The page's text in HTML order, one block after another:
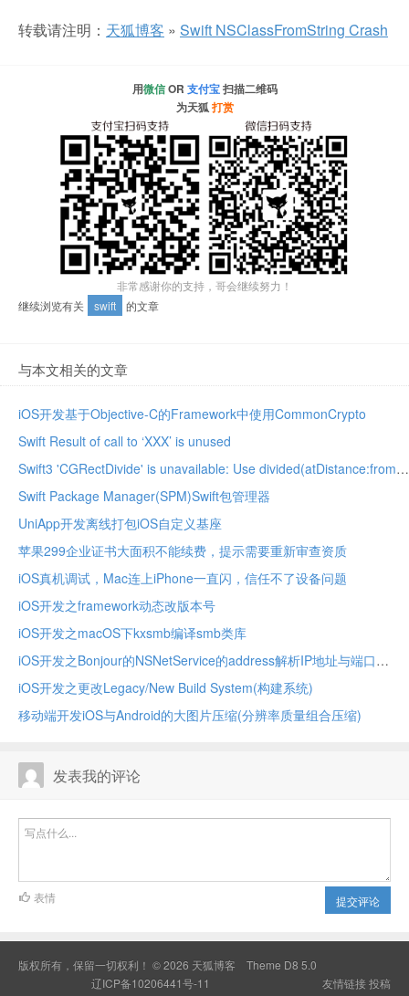
转载请注明： 天狐博客 » Swift NSClassFromString Crash
用微信OR 支付宝扫描二维码
为天狐打赏
非常感谢你的支持，哥会继续努力！
继续浏览有关
swift 的文章
与本文相关的文章
iOS开发基于Objective-C的Framework中使用CommonCrypto
Swift Result of call to ‘XXX’ is unused
Swift3 'CGRectDivide' is unavailable: Use divided(atDistance:from:)
Swift Package Manager(SPM)Swift包管理器
UniApp开发离线打包iOS自定义基座
苹果299企业证书大面积不能续费，提示需要重新审查资质
iOS真机调试，Mac连上iPhone一直闪，信任不了设备问题
iOS开发之framework动态改版本号
iOS开发之macOS下kxsmb编译smb类库
iOS开发之Bonjour的NSNetService的address解析IP地址与端口
iOS开发之更改Legacy/New Build System(构建系统)
移动端开发iOS与Android的大图片压缩(分辨率质量组合压缩)
发表我的评论
提交评论
表情
版权所有，保留一切权利！ © 2026 天狐博客 Theme D8 5.0
辽ICP备10206441号-11
友情链接投稿